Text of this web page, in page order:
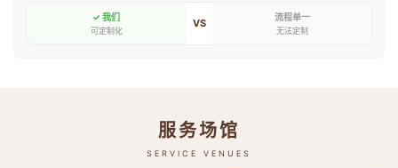
✓ 我们
可定制化
VS 流程单一
无法定制
服务场馆
SERVICE VENUES